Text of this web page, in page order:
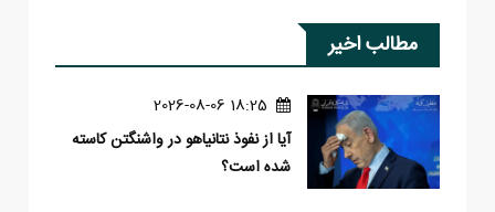
مطالب اخیر
18:25 2026-08-06
آیا از نفوذ نتانیاهو در واشنگتن کاسته
شده است؟